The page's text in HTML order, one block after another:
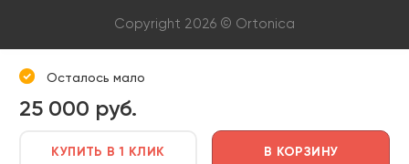
Copyright 2026 © Ortonica
Осталось мало
25 000 руб.
КУПИТЬ В 1 КЛИК В КОРЗИНУ